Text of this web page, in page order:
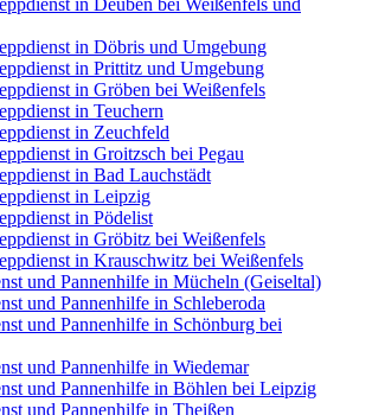
in Deuben bei Weißenfels und
in Döbris und Umgebung
in Prittitz und Umgebung
in Gröben bei Weißenfels
in Teuchern
in Zeuchfeld
in Groitzsch bei Pegau
in Bad Lauchstädt
in Leipzig
in Pödelist
in Gröbitz bei Weißenfels
in Krauschwitz bei Weißenfels
und Pannenhilfe in Mücheln (Geiseltal)
und Pannenhilfe in Schleberoda
und Pannenhilfe in Schönburg bei
und Pannenhilfe in Wiedemar
und Pannenhilfe in Böhlen bei Leipzig
und Pannenhilfe in Theißen